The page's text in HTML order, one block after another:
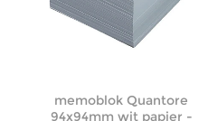
memoblok Quantore
94x94mm wit papier -